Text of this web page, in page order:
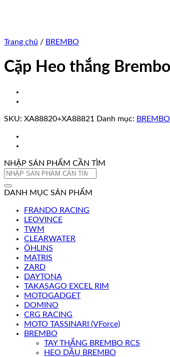
Trang chủ / BREMBO
Cặp Heo thắng
SKU: XA88820+XA88821 Danh mục: BREMBO
NHẬP SẢN PHẨM CẦN TÌM
Tìm
DANH MỤC SẢN PHẨM
FRANDO RACING
LEOVINCE
TWM
CLEARWATER
ÖHLINS
MATRIS
ZARD
DAYTONA
TAKASAGO EXCEL RIM
MOTOGADGET
DOMINO
CRG RACING
MOTO TASSINARI (VForce)
BREMBO
TAY THẮNG BREMBO RCS
HEO DẦU BREMBO